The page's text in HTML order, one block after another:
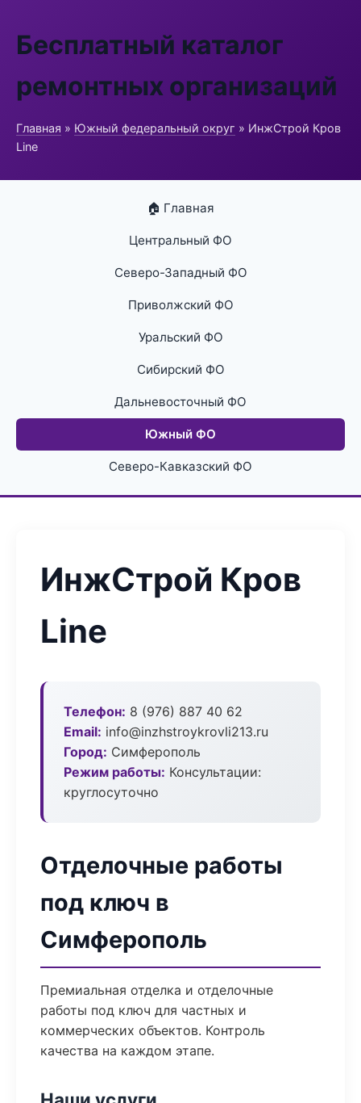
Бесплатный каталог
ремонтных организаций
Главная » Южный федеральный округ » ИнжСтрой Кров
Line
🏠 Главная
Центральный ФО
Северо-Западный ФО
Приволжский ФО
Уральский ФО
Сибирский ФО
Дальневосточный ФО
Южный ФО
Северо-Кавказский ФО
ИнжСтрой Кров
Line
Телефон: 8 (976) 887 40 62
Email: info@inzhstroykrovli213.ru
Город: Симферополь
Режим работы: Консультации:
круглосуточно
Отделочные работы
под ключ в
Симферополь
Премиальная отделка и отделочные
работы под ключ для частных и
коммерческих объектов. Контроль
качества на каждом этапе.